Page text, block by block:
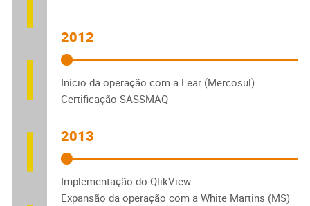
2012
Início da operação com a Lear (Mercosul)
Certificação SASSMAQ
2013
Implementação do QlikView
Expansão da operação com a White Martins (MS)